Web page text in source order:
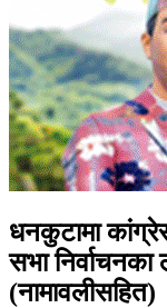
धनकुटामा
सभा निर्वाचनका
(नामावलीसहित)